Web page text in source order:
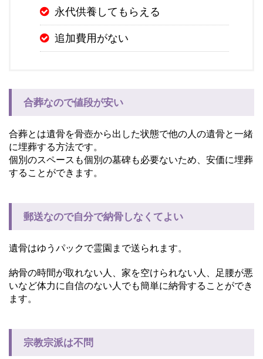
永代供養してもらえる
追加費用がない
合葬なので値段が安い
合葬とは遺骨を骨壺から出した状態で他の人の遺骨と一緒
に埋葬する方法です。
個別のスペースも個別の墓碑も必要ないため、安価に埋葬
することができます。
郵送なので自分で納骨しなくてよい
遺骨はゆうパックで霊園まで送られます。
納骨の時間が取れない人、家を空けられない人、足腰が悪
いなど体力に自信のない人でも簡単に納骨することができ
ます。
宗教宗派は不問